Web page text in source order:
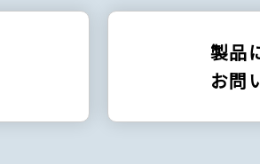
製品
お問